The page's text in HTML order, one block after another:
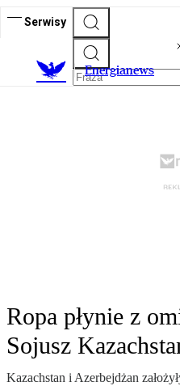
Serwisy
Energianews
Ropa płynie z
Sojusz
Kazachstan i Azerbejdżan